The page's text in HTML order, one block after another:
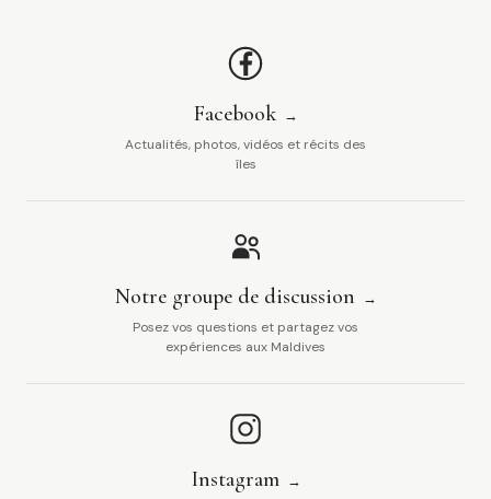
Facebook
Actualités, photos, vidéos et récits des
îles
Notre groupe de discussion
Posez vos questions et partagez vos
expériences aux Maldives
Instagram